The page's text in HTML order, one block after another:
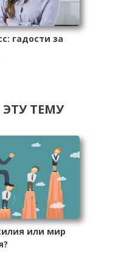
гадости за
ТЕМУ
или мир